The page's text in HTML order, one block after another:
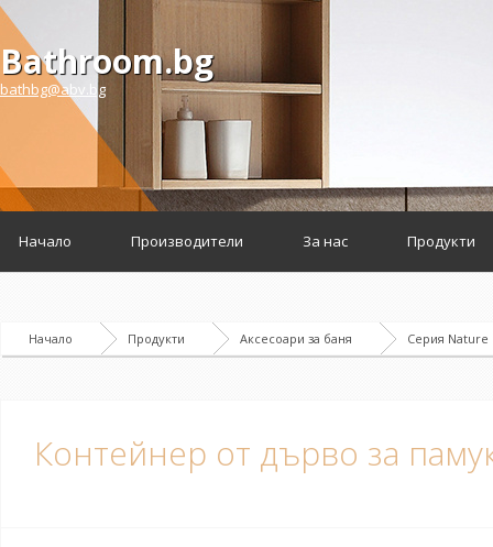
Bathroom.bg
bathbg@abv.bg
Начало Производители За нас Продукти
Начало Продукти Аксесоари за баня Серия Nature
Контейнер от дърво за